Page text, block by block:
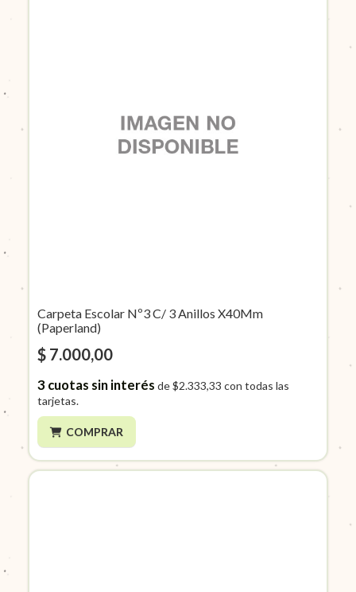
Carpeta Escolar Nº3 C/ 3 Anillos X40Mm
(Paperland)
$ 7.000,00
3cuotas sin interés de$2.333,33 con todas las
tarjetas.
COMPRAR